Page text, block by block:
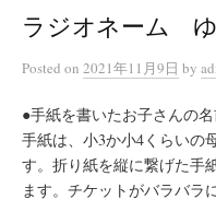
ラジオネーム
Posted on 2021年11月9日 by
●手紙を書いたお子さんの
手紙は、小3か小4くらいの
す。折り紙を縦に繋げた手
ます。チケットがバラバラ